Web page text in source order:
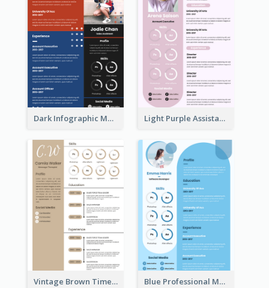
Dark Infographic Marketing Assistant Resume Light Purple Assistant Resume
Vintage Brown Timeline Resume Blue Professional Marketing Resume